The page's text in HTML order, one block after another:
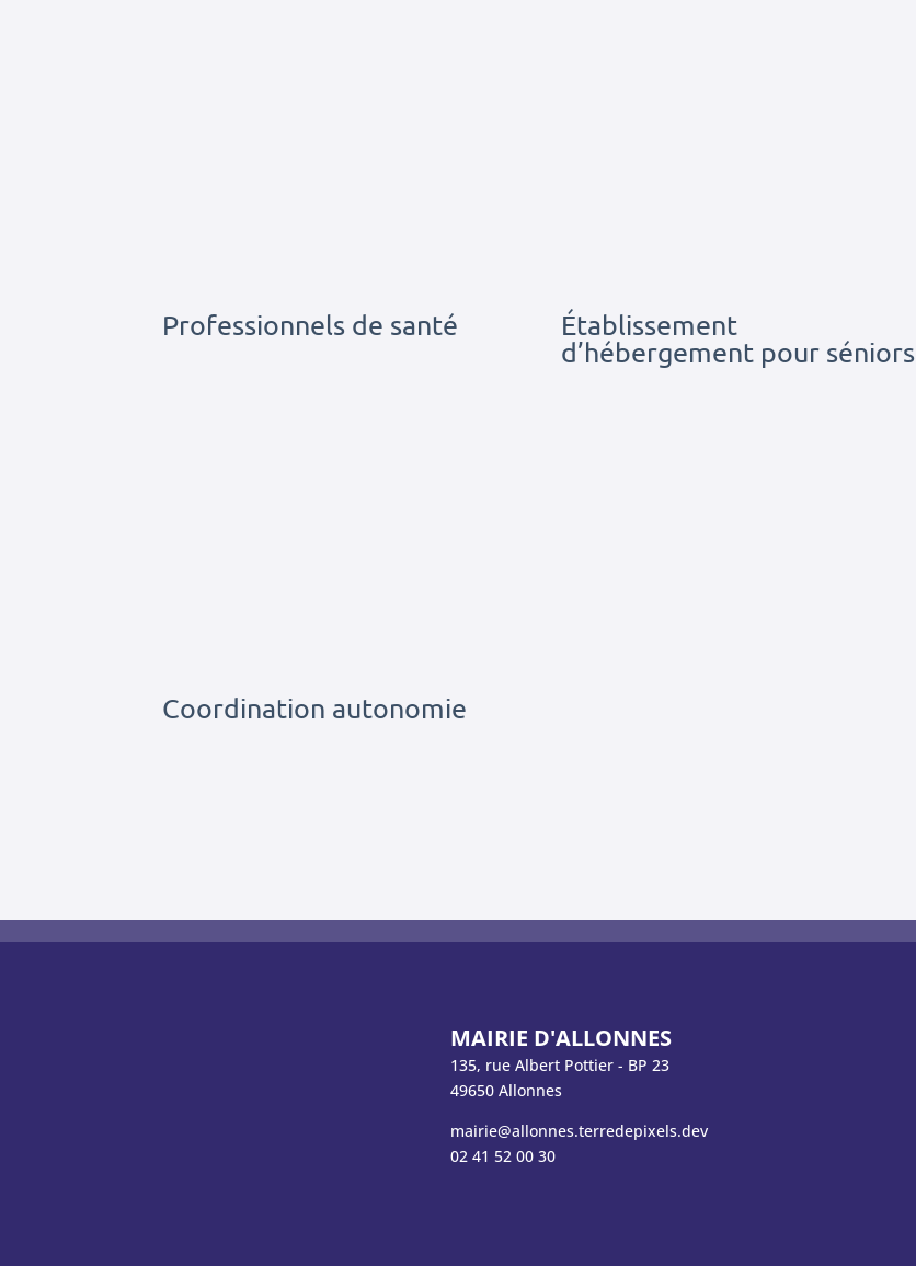
Professionnels de santé
Établissement
d’hébergement pour séniors
Coordination autonomie
MAIRIE D'ALLONNES
135, rue Albert Pottier - BP 23
49650 Allonnes
mairie@allonnes.terredepixels.dev
02 41 52 00 30